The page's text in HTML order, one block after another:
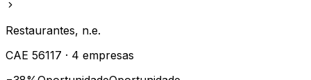
Restaurantes, n.e.
CAE 56117 · 4 empresas